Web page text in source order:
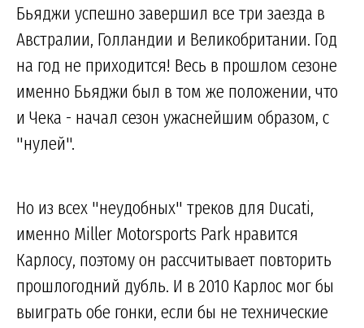
Бьяджи успешно завершил все три заезда в
Австралии, Голландии и Великобритании. Год
на год не приходится! Весь в прошлом сезоне
именно Бьяджи был в том же положении, что
и Чека - начал сезон ужаснейшим образом, с
"нулей".
Но из всех "неудобных" треков для Ducati,
именно Miller Motorsports Park нравится
Карлосу, поэтому он рассчитывает повторить
прошлогодний дубль. И в 2010 Карлос мог бы
выиграть обе гонки, если бы не технические